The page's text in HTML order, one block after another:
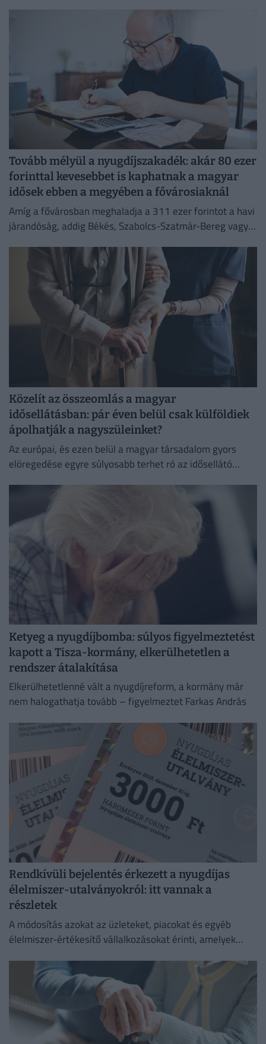
Tovább mélyül a nyugdíjszakadék: akár 80 ezer
forinttal kevesebbet is kaphatnak a magyar
idősek ebben a megyében a fővárosiaknál
Amíg a fővárosban meghaladja a 311 ezer forintot a havi
járandóság, addig Békés, Szabolcs-Szatmár-Bereg vagy
Közelít az összeomlás a magyar
idősellátásban: pár éven belül csak külföldiek
ápolhatják a nagyszüleinket?
Az európai, és ezen belül a magyar társadalom gyors
elöregedése egyre súlyosabb terhet ró az idősellátó
Ketyeg a nyugdíjbomba: súlyos figyelmeztetést
kapott a Tisza-kormány, elkerülhetetlen a
rendszer átalakítása
Elkerülhetetlenné vált a nyugdíjreform, a kormány már
nem halogathatja tovább – figyelmeztet Farkas András
Rendkívüli bejelentés érkezett a nyugdíjas
élelmiszer-utalványokról: itt vannak a
részletek
A módosítás azokat az üzleteket, piacokat és egyéb
élelmiszer-értékesítő vállalkozásokat érinti, amelyek